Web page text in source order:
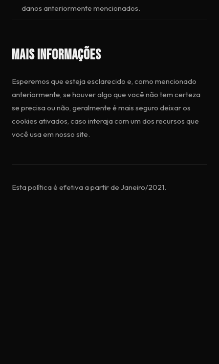
danos anteriormente mencionados.
Mais informações
Esperemos que esteja esclarecido e, como mencionado
anteriormente, se houver algo que você não tem certeza
se precisa ou não, geralmente é mais seguro deixar os
cookies ativados, caso interaja com um dos recursos que
você usa em nosso site.
Esta política é efetiva a partir de Janeiro/2021.